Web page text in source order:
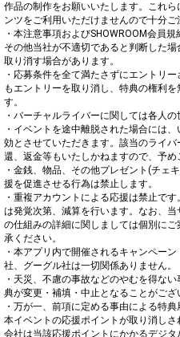
作品の制作をお願いいたします。これ
ンツをご利用いただけませんので十分ご
・本注意事項およびSHOWROOM会員
その他当社が不適切であると判断した
取り消す場合があります。
・応募条件を全て満たさずにエントリ
もエントリーを取り消し、特典の権利
す。
・バーチャルライバーに関しては各人
・イベントを途中離脱された場合には
効とさせていただきます。該当のライ
還、返金等もいたしかねますので、予め
・金銭、物品、その他プレゼント(チェ
援を促進させる行為は禁止します。
・重複アカウントによる応援は禁止で
は発覚次第、減算を行います。なお、
の仕組みの詳細に関しましては個別に
承ください。
・本アプリ内で開催されるキャンペー
社、グーグル社は一切関係ありません。
・天災、不慮の事故などのやむを得な
典が変更・補填・中止となることがござ
・万が一、前項に定める事由による特
本イベントの応援ポイントが取り消し
会社は当該応援ポイントにかかるデジ